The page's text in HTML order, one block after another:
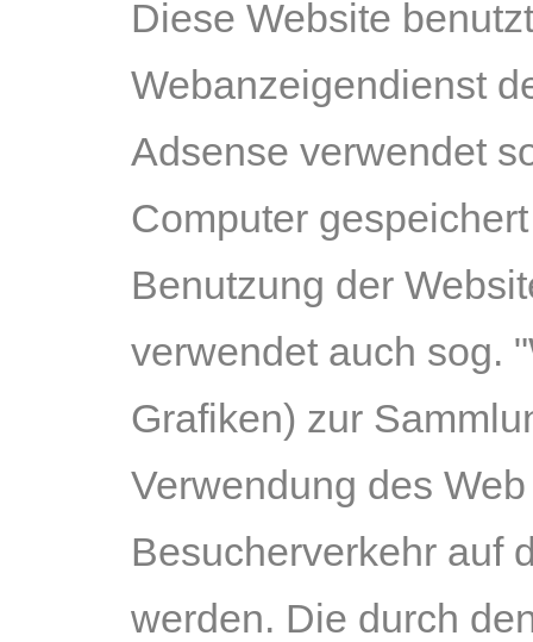
Diese Website
Webanzeigendienst
Adsense verwendet
Computer
Benutzung der
verwendet auch sog.
Grafiken) zur
Verwendung des
Besucherverkehr auf
werden. Die durch